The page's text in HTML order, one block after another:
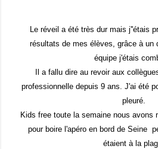
Le réveil a été très dur mais j''étais
résultats de mes élèves, grâce à un
équipe j'étais
Il a fallu dire au revoir aux
professionnelle depuis 9 ans. J'ai été
pleuré.
Kids free toute la semaine nous avons
pour boire l'apéro en bord de Seine
étaient à la